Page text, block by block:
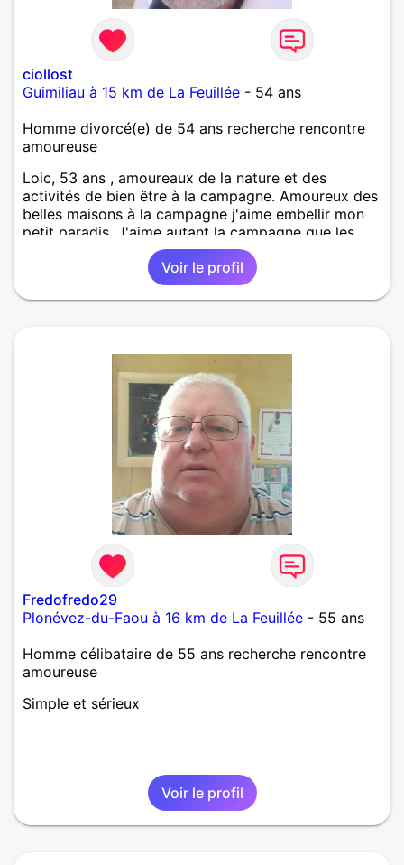
ciollost
Guimiliau à 15 km de La Feuillée - 54 ans
Homme divorcé(e) de 54 ans recherche rencontre
amoureuse
Loic, 53 ans , amoureaux de la nature et des
activités de bien être à la campagne. Amoureux des
belles maisons à la campagne j'aime embellir mon
petit paradis. J'aime autant la campagne que les
sorties en ville, j'aime l'alternance et le bon
équilibre, dans le bien être et dans les
conversations, ouvert et à l'écoute pour avancer à
deux. Et puis le meilleur est à venir surtout les
harmonie avec sa moitié
Voir le profil
Fredofredo29
Plonévez-du-Faou à 16 km de La Feuillée - 55 ans
Homme célibataire de 55 ans recherche rencontre
amoureuse
Simple et sérieux
Voir le profil